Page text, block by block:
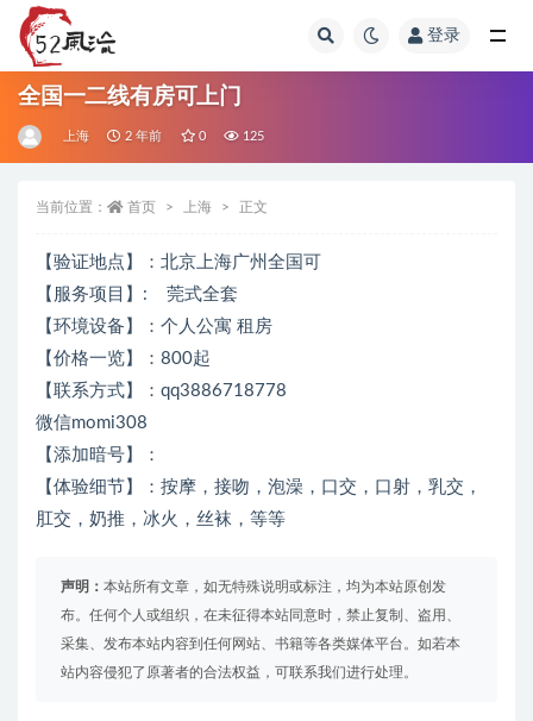
登录
全国一二线有房可上门
上海 2 年前 0 125
当前位置： 首页 上海 正文
【验证地点】：北京上海广州全国可
【服务项目】: 莞式全套
【环境设备】：个人公寓 租房
【价格一览】：800起
【联系方式】：qq3886718778
微信momi308
【添加暗号】：
【体验细节】：按摩，接吻，泡澡，口交，口射，乳交，
肛交，奶推，冰火，丝袜，等等
声明： 本站所有文章，如无特殊说明或标注，均为本站原创发
布。任何个人或组织，在未征得本站同意时，禁止复制、盗用、
采集、发布本站内容到任何网站、书籍等各类媒体平台。如若本
站内容侵犯了原著者的合法权益，可联系我们进行处理。